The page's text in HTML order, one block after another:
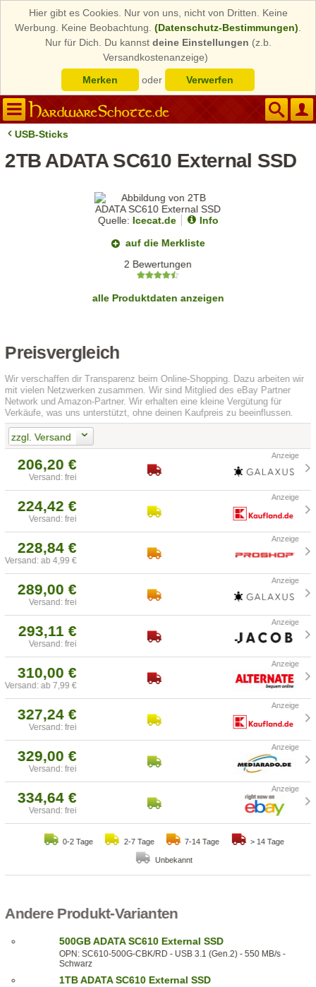
Hier gibt es Cookies. Nur von uns, nicht von Dritten. Keine
Werbung. Keine Beobachtung. (Datenschutz-Bestimmungen)
Nur für Dich. Du kannst deine Einstellungen (z.b.
Versandkostenanzeige)
Merken
oder Verwerfen
USB-Sticks
2TB ADATA SC610 External SSD
Quelle: Icecat.de
Info
auf die Merkliste
2 Bewertungen
alle Produktdaten anzeigen
Preisvergleich
Wir verschaffen dir Transparenz beim Online-Shopping. Dazu arbeiten wir
mit vielen Netzwerken zusammen. Wir sind Mitglied des eBay Partner
Network und Amazon-Partner. Wir erhalten eine kleine Vergütung für
Verkäufe, was uns unterstützt, ohne deinen Kaufpreis zu beeinflussen.
zzgl. Versand
206,20 €
Versand: frei
224,42 €
Versand: frei
228,84 €
Versand: ab 4,99 €
289,00 €
Versand: frei
293,11 €
Versand: frei
310,00 €
Versand: ab 7,99 €
327,24 €
Versand: frei
329,00 €
Versand: frei
334,64 €
Versand: frei
0-2 Tage 2-7 Tage 7-14 Tage > 14 Tage
Unbekannt
Andere Produkt-Varianten
500GB ADATA SC610 External SSD
OPN: SC610-500G-CBK/RD - USB 3.1 (Gen.2) - 550 MB/s -
Schwarz
1TB ADATA SC610 External SSD